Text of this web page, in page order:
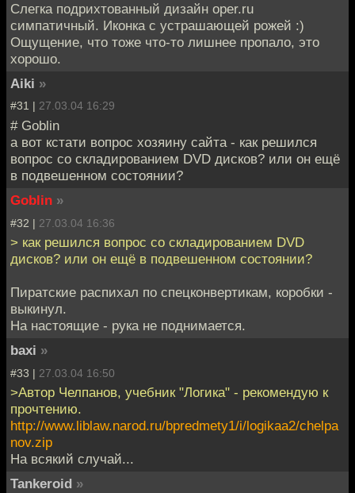
Слегка подрихтованный дизайн oper.ru
симпатичный. Иконка с устрашающей рожей :)
Ощущение, что тоже что-то лишнее пропало, это
хорошо.
Aiki »
#31 | 27.03.04 16:29
# Goblin
а вот кстати вопрос хозяину сайта - как решился
вопрос со складированием DVD дисков? или он ещё
в подвешенном состоянии?
Goblin »
#32 | 27.03.04 16:36
> как решился вопрос со складированием DVD
дисков? или он ещё в подвешенном состоянии?
Пиратские распихал по спецконвертикам, коробки -
выкинул.
На настоящие - рука не поднимается.
baxi »
#33 | 27.03.04 16:50
>Автор Челпанов, учебник "Логика" - рекомендую к
прочтению.
http://www.liblaw.narod.ru/bpredmety1/i/logikaa2/chelpa
nov.zip
На всякий случай...
Tankeroid »